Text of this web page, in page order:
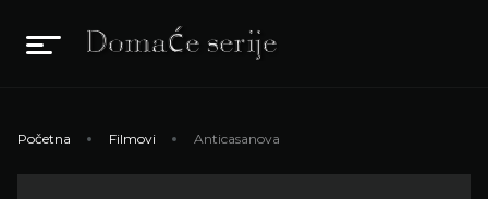
Početna Filmovi Anticasanova